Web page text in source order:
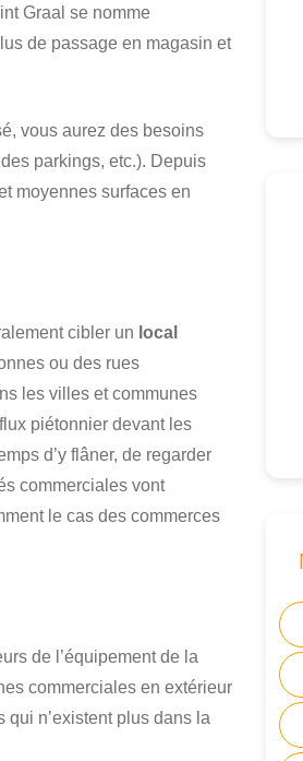
Graal se nomme
de passage en magasin et
vous aurez des besoins
parkings, etc.). Depuis
moyennes surfaces en
cibler un local
ou des rues
les villes et communes
piétonnier devant les
d’y flâner, de regarder
commerciales vont
le cas des commerces
de l’équipement de la
commerciales en extérieur
n’existent plus dans la